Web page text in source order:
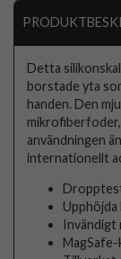
Detta
borstade yta
handen. Den
användningen
internationellt
Upphöjda